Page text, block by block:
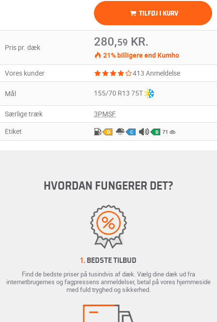
TILFØJ I KURV
Pris pr. dæk 280,59 KR.
21% billigere end Kumho
Vores kunder
413 Anmeldelse
Mål 155/70 R13 75T
Særlige træk
3PMSF
Etiket
D C B 71 db
HVORDAN FUNGERER DET?
1. BEDSTE TILBUD
Find de bedste priser på tusindvis af dæk. Vælg dine dæk ud fra
internetbrugernes og fagpressens anmeldelser, betal på vores hjemmeside
med fuld tryghed og sikkerhed.